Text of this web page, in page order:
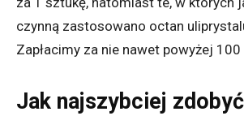
czynną zastosowano octan
Zapłacimy za nie nawet powyżej 100
Jak najszybciej